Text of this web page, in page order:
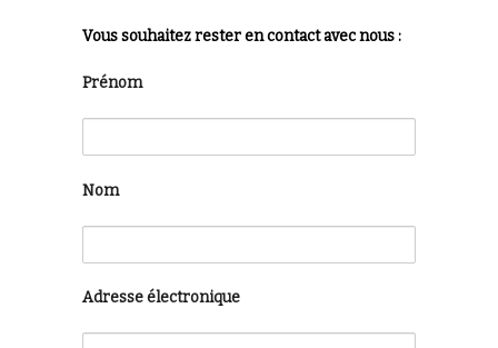
Vous souhaitez rester en contact avec nous :
Prénom
Nom
Adresse électronique